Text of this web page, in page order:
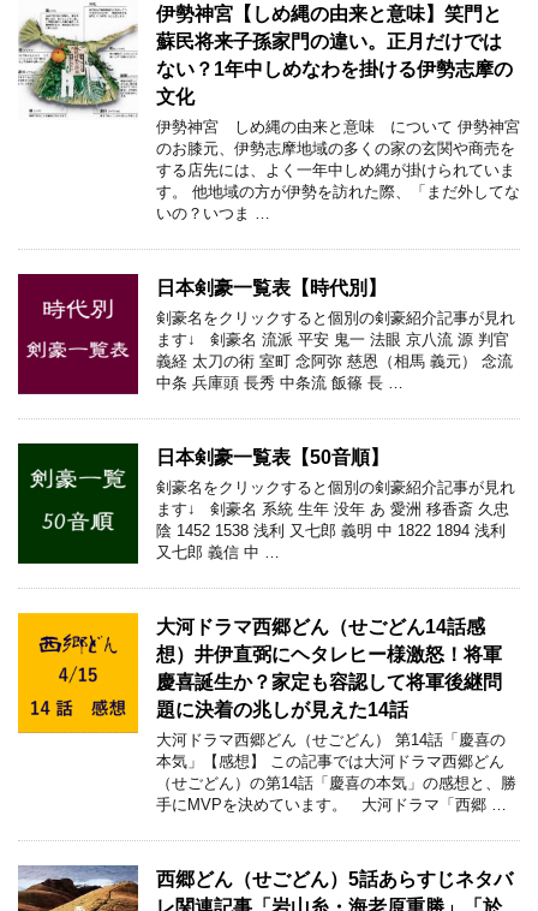
伊勢神宮【しめ縄の由来と意味】笑門と
蘇民将来子孫家門の違い。正月だけでは
ない？1年中しめなわを掛ける伊勢志摩の
文化
伊勢神宮 しめ縄の由来と意味 について 伊勢神宮
のお膝元、伊勢志摩地域の多くの家の玄関や商売を
する店先には、よく一年中しめ縄が掛けられていま
す。 他地域の方が伊勢を訪れた際、「まだ外してな
いの？いつま …
日本剣豪一覧表【時代別】
剣豪名をクリックすると個別の剣豪紹介記事が見れ
ます↓ 剣豪名 流派 平安 鬼一 法眼 京八流 源 判官
義経 太刀の術 室町 念阿弥 慈恩（相馬 義元） 念流
中条 兵庫頭 長秀 中条流 飯篠 長 …
日本剣豪一覧表【50音順】
剣豪名をクリックすると個別の剣豪紹介記事が見れ
ます↓ 剣豪名 系統 生年 没年 あ 愛洲 移香斎 久忠
陰 1452 1538 浅利 又七郎 義明 中 1822 1894 浅利
又七郎 義信 中 …
大河ドラマ西郷どん（せごどん14話感
想）井伊直弼にヘタレヒー様激怒！将軍
慶喜誕生か？家定も容認して将軍後継問
題に決着の兆しが見えた14話
大河ドラマ西郷どん（せごどん） 第14話「慶喜の
本気」【感想】 この記事では大河ドラマ西郷どん
（せごどん）の第14話「慶喜の本気」の感想と、勝
手にMVPを決めています。 大河ドラマ「西郷 …
西郷どん（せごどん）5話あらすじネタバ
レ関連記事「岩山糸・海老原重勝」「於